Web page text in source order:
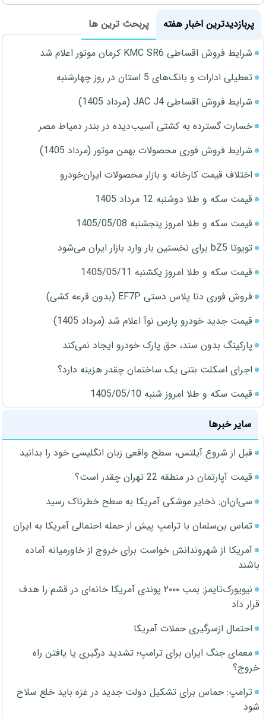
پربازدیدترین اخبار هفته
پربحث ترین ها
شرایط فروش اقساطی KMC SR6 کرمان موتور اعلام شد
تعطیلی ادارات و بانک‌های 5 استان در روز چهارشنبه
شرایط فروش اقساطی JAC J4 (مرداد 1405)
خسارت گسترده به کشتی آسیب‌دیده در بندر دمیاط مصر
شرایط فروش فوری محصولات بهمن موتور (مرداد 1405)
اختلاف قیمت کارخانه و بازار محصولات ایران‌خودرو
قیمت سکه و طلا دوشنبه 12 مرداد 1405
قیمت سکه و طلا امروز پنجشنبه 1405/05/08
تویوتا bZ5 برای نخستین بار وارد بازار ایران می‌شود
قیمت سکه و طلا امروز یکشنبه 1405/05/11
فروش فوری دنا پلاس دستی EF7P (بدون قرعه کشی)
قیمت جدید خودرو پارس نوآ اعلام شد (مرداد 1405)
پارکینگ بدون سند، حق پارک خودرو ایجاد نمی‌کند
اجرای اسکلت بتنی یک ساختمان چقدر هزینه دارد؟
قیمت سکه و طلا امروز شنبه 1405/05/10
سایر خبرها
قبل از شروع آیلتس، سطح واقعی زبان انگلیسی خود را بدانید
قیمت آپارتمان در منطقه 22 تهران چقدر است؟
سی‌ان‌ان: ذخایر موشکی آمریکا به سطح خطرناک رسید
تماس بن‌سلمان با ترامپ پیش از حمله احتمالی آمریکا به ایران
آمریکا از شهروندانش خواست برای خروج از خاورمیانه آماده
باشند
نیویورک‌تایمز: بمب ۲۰۰۰ پوندی آمریکا خانه‌ای در قشم را هدف
قرار داد
احتمال ازسرگیری حملات آمریکا
معمای جنگ ایران برای ترامپ؛ تشدید درگیری یا یافتن راه
خروج؟
ترامپ: حماس برای تشکیل دولت جدید در غزه باید خلع سلاح
شود